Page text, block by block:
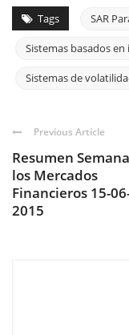
Tags SAR
Sistemas basados
Sistemas de
Previous Article
Resumen
los Mercados
Financieros 15-
2015